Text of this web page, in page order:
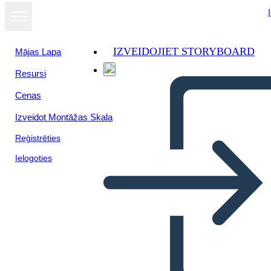
Mājas Lapa
Resursi
Cenas
Izveidot Montāžas Skala
Reģistrēties
Ielogoties
IZVEIDOJIET STORYBOARD
Skatīt kā
slaidrādi